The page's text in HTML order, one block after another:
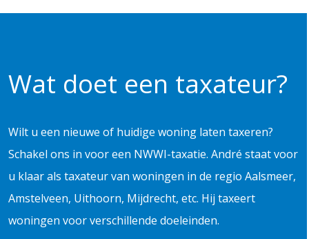
Wat doet een taxateur?
Wilt u een nieuwe of huidige woning laten taxeren?
Schakel ons in voor een NWWI-taxatie. André staat voor
u klaar als taxateur van woningen in de regio Aalsmeer,
Amstelveen, Uithoorn, Mijdrecht, etc. Hij taxeert
woningen voor verschillende doeleinden.